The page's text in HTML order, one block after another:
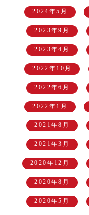
2024年5月
2023年9月
2023年4月
2022年10月
2022年6月
2022年1月
2021年8月
2021年3月
2020年12月
2020年8月
2020年5月